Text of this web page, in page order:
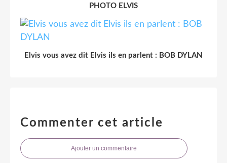
PHOTO ELVIS
Elvis vous avez dit Elvis ils en parlent : BOB DYLAN
Commenter cet article
Ajouter un commentaire